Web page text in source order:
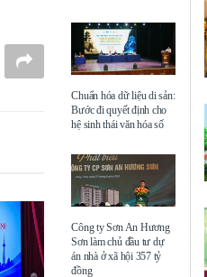
Chuẩn hóa dữ liệu di sản:
Bước đi quyết định cho
hệ sinh thái văn hóa số
Công ty Sơn An Hương
Sơn làm chủ đầu tư dự
án nhà ở xã hội 357 tỷ
đồng